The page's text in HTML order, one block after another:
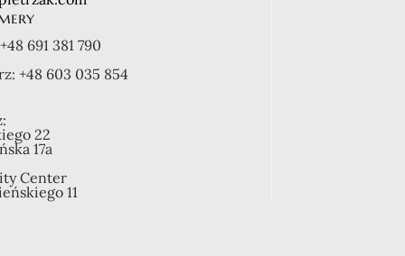
+48 691 381 790
+48 603 035 854
22
17a
Center
11